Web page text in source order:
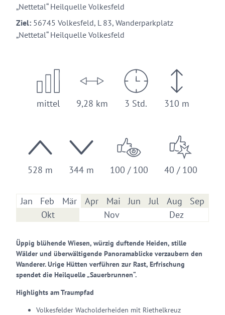
„Nettetal“ Heilquelle Volkesfeld
Ziel: 56745 Volkesfeld, L 83, Wanderparkplatz
„Nettetal“ Heilquelle Volkesfeld
mittel 9,28 km 3 Std. 310 m
528 m 344 m 100 / 100 40 / 100
Jan Feb Mär Apr Mai Jun Jul Aug
Sep
Okt
Nov Dez
Üppig blühende Wiesen, würzig duftende Heiden, stille
Wälder und überwältigende Panoramablicke verzaubern den
Wanderer. Urige Hütten verführen zur Rast, Erfrischung
spendet die Heilquelle „Sauerbrunnen“.
Highlights am Traumpfad
Volkesfelder Wacholderheiden mit Riethelkreuz